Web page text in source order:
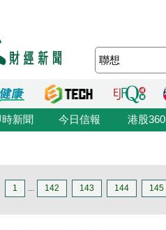
時新聞 今日信報 港股360
1 ... 142 143 144 145